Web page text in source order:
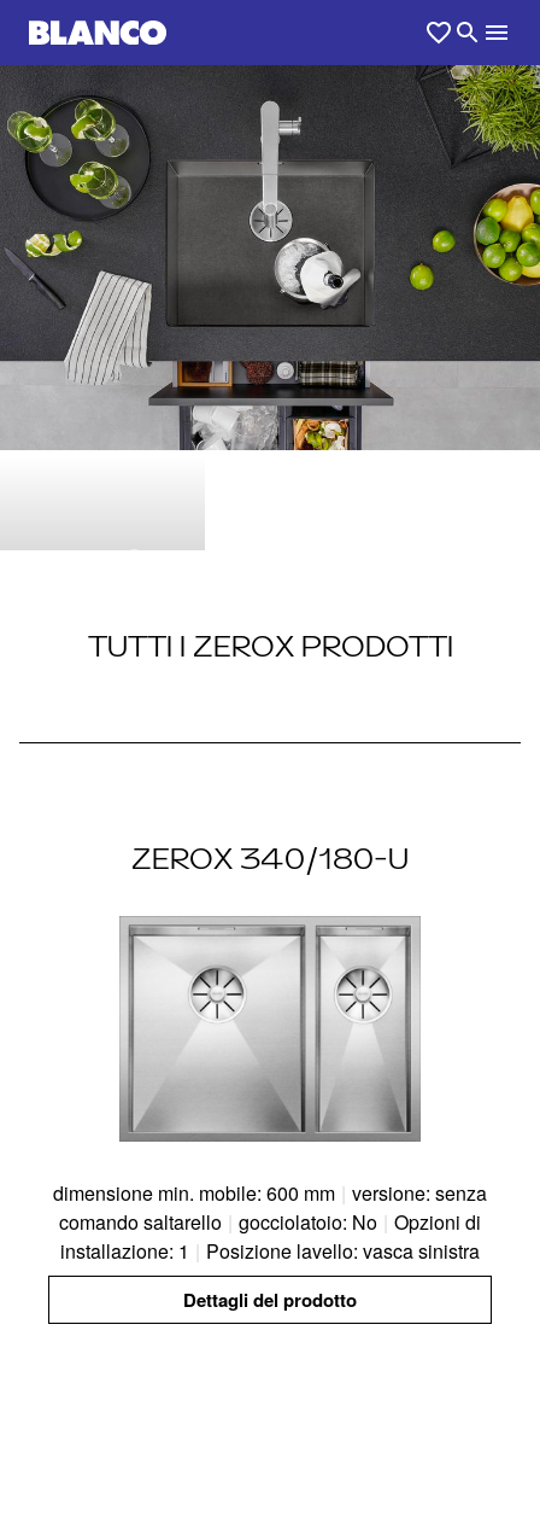
ZEROX
TUTTI I ZEROX PRODOTTI
ZEROX 340/180-U
dimensione min. mobile: 600 mm | versione: senza
comando saltarello | gocciolatoio: No | Opzioni di
installazione: 1 | Posizione lavello: vasca sinistra
Dettagli del prodotto